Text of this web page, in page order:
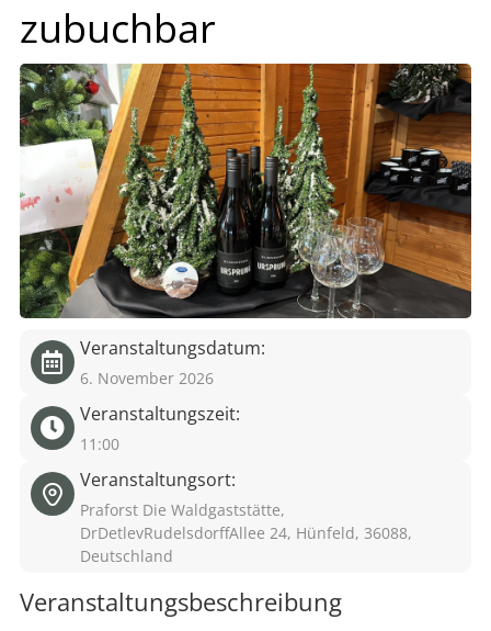
zubuchbar
Veranstaltungsdatum:
6. November 2026
Veranstaltungszeit:
11:00
Veranstaltungsort:
Praforst Die Waldgaststätte,
DrDetlevRudelsdorffAllee 24, Hünfeld, 36088,
Deutschland
Veranstaltungsbeschreibung